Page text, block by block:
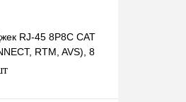
RJ-45 8P8C CAT
RTM, AVS), 8
ножей 1 ШТ.